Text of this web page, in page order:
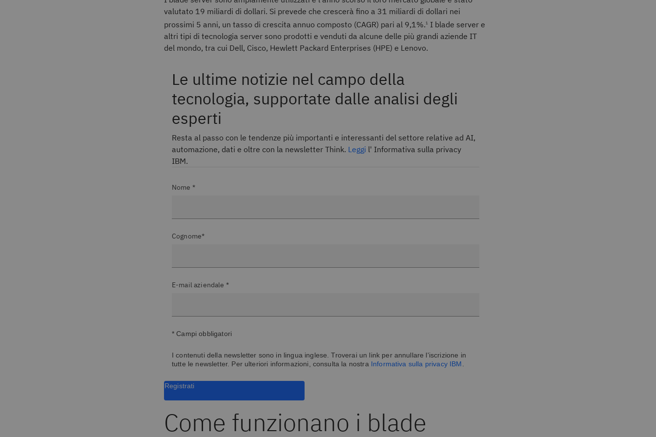
valutato 19 miliardi di dollari. Si prevede che crescerà fino a 31 miliardi di dollari nei
prossimi 5 anni, un tasso di crescita annuo composto (CAGR) pari al 9,1%.1 I blade server e
altri tipi di tecnologia server sono prodotti e venduti da alcune delle più grandi aziende IT
del mondo, tra cui Dell, Cisco, Hewlett Packard Enterprises (HPE) e Lenovo.
Le ultime notizie nel campo della
tecnologia, supportate dalle analisi degli
esperti
Resta al passo con le tendenze più importanti e interessanti del settore relative ad AI,
automazione, dati e oltre con la newsletter Think. Leggi l' Informativa sulla privacy
IBM.
Nome *
Cognome*
E-mail aziendale *
* Campi obbligatori
I contenuti della newsletter sono in lingua inglese. Troverai un link per annullare l'iscrizione in
tutte le newsletter. Per ulteriori informazioni, consulta la nostra Informativa sulla privacy IBM.
Registrati
Come funzionano i blade